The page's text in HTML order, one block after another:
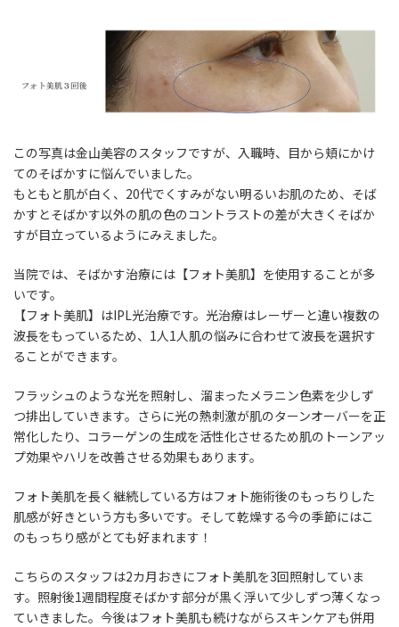
この写真は金山美容のスタッフですが、入職時、 目から頬にかけ
てのそばかすに悩んでいました。
もともと肌が白く、20代でくすみがない明るいお肌のため、そば
かすとそばかす以外の肌の色のコントラストの差が大きくそばか
すが目立っているようにみえました。
当院では、そばかす治療には【フォト美肌】を使用することが多
いです。
【フォト美肌】はIPL光治療です。光治療はレーザーと違い複数の
波長をもっているため、 1人1人肌の悩みに合わせて波長を選択す
ることができます。
フラッシュのような光を照射し、溜まったメラニン色素を少しず
つ排出していきます。さらに光の熱刺激が肌のターンオーバーを正
常化したり、コラーゲンの生成を活性化させるため肌のトーンアッ
プ効果やハリを改善させる効果もあります。
フォト美肌を長く継続している方はフォト施術後のもっちりした
肌感が好きという方も多いです。そして乾燥する今の季節にはこ
のもっちり感がとても好まれます！
こちらのスタッフは2カ月おきにフォト美肌を3回照射していま
す。照射後1週間程度そばかす部分が黒く浮いて少しずつ薄くなっ
ていきました。今後はフォト美肌も続けながらスキンケアも併用